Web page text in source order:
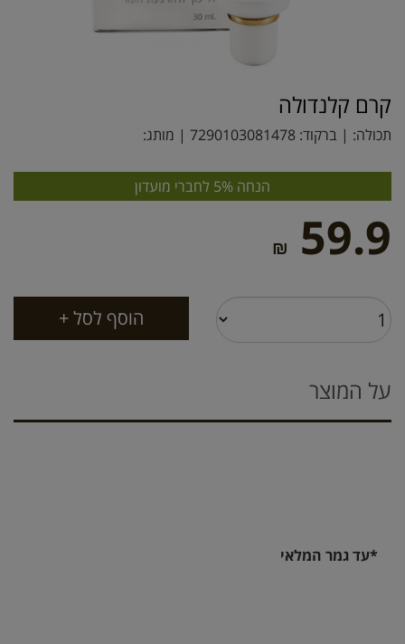
קרם קלנדולה
תכולה: | ברקוד: 7290103081478 | מותג:
הנחה 5% לחברי מועדון
59.9
₪
על המוצר
*עד גמר המלאי